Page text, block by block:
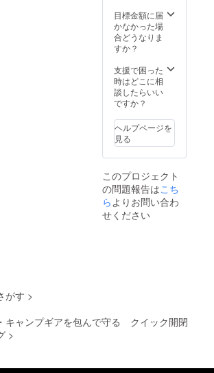
容品は
変更に
なる可
ます。
ご了承
くださ
い。 ※
状況、
使用部
材の供
給状
造工程
上の都
合等に
より出
※皆様の
ご支援
により
上した
場合、
正規販
売価格
予定価
格より
下がる
可能性
いま
す。 ※
デザイ
ン・仕
様・内
い。 ※
材の供
完了予
定 ※お
申し込
み順に
11月下
旬ごろ
から発
送予定
※ 発送
はヤマ
ト運輸
となり
※皆様の
ご支援
により
量産効
率が向
可能性
もござ
目標金額に届
かなかった場
合どうなりま
すか？
支援で困った
時はどこに相
談したらいい
ですか？
ヘルプページを
見る
このプロジェクト
の問題報告はこち
らよりお問い合わ
せください
がす >
キャンプギアを包んで守る クイック開閉
>